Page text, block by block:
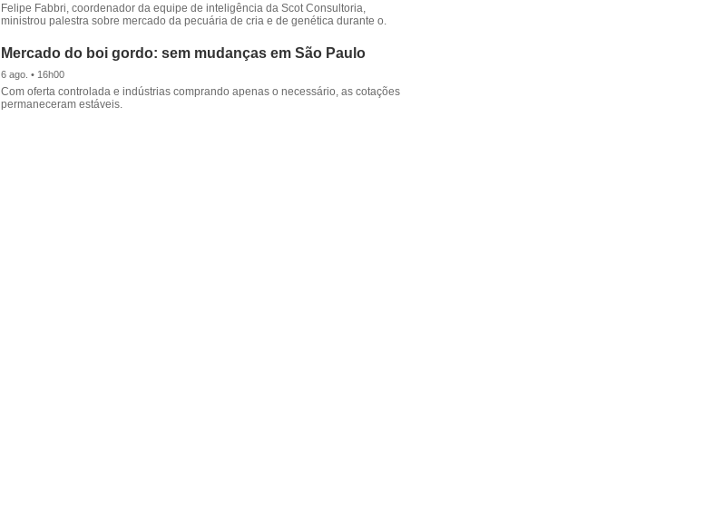
Felipe Fabbri, coordenador da equipe de inteligência da Scot Consultoria,
ministrou palestra sobre mercado da pecuária de cria e de genética durante o.
Mercado do boi gordo: sem mudanças em São Paulo
6 ago. • 16h00
Com oferta controlada e indústrias comprando apenas o necessário, as cotações
permaneceram estáveis.